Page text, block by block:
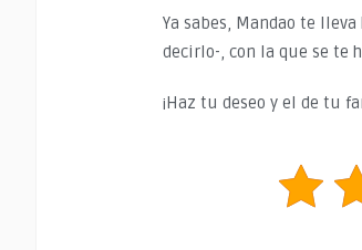
Ya sabes, Mandao te
decirlo-, con la que se te
¡Haz tu deseo y el de tu